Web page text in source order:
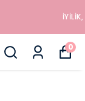
HOŞGELDINIZ
0